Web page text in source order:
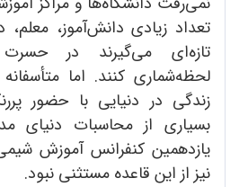
تعداد زیادی دانش‌آموز،
تازه‌ای می‌گیرند در
لحظه‌شماری کنند. اما
بسیاری از محاسبات دنیای
یازدهمین کنفرانس آموزش
نیز از این قاعده مستثنی نبود.